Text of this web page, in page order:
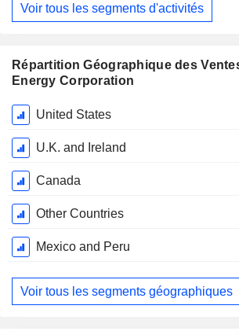
Voir tous les segments d'activités
Répartition Géographique des
Energy Corporation
Période
Fiscale:
Décembre
United States
U.K. and Ireland
Canada
Other Countries
Mexico and Peru
Voir tous les segments géographiques